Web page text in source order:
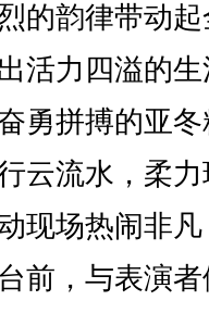
的韵律带动
活力四溢的
勇拼搏的亚
云流水，柔
现场热闹非
前，与表演